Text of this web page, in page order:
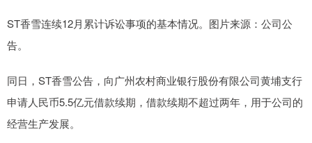
ST香雪连续12月累计诉讼事项的基本情况。图片来源：公司公
告。
同日，ST香雪公告，向广州农村商业银行股份有限公司黄埔支行
申请人民币5.5亿元借款续期，借款续期不超过两年，用于公司的
经营生产发展。